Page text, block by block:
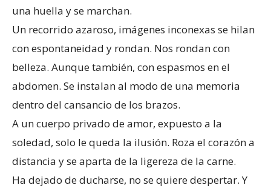
una huella y se marchan.
Un recorrido azaroso, imágenes inconexas se hilan
con espontaneidad y rondan. Nos rondan con
belleza. Aunque también, con espasmos en el
abdomen. Se instalan al modo de una memoria
dentro del cansancio de los brazos.
A un cuerpo privado de amor, expuesto a la
soledad, solo le queda la ilusión. Roza el corazón a
distancia y se aparta de la ligereza de la carne.
Ha dejado de ducharse, no se quiere despertar. Y